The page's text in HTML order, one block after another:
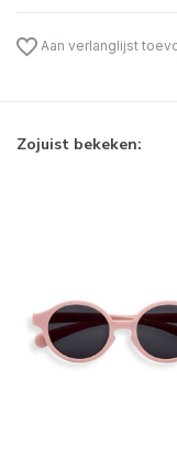
Aan verlanglijst
Zojuist bekeken: